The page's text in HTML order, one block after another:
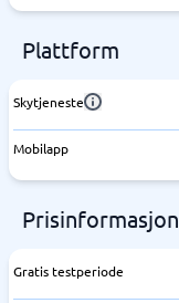
Plattform
Skytjeneste
Mobilapp
Prisinformasjon
Gratis testperiode